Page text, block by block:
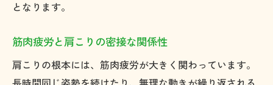
家事や仕事で注意したい肩こりリスク
生活習慣の見直しで肩こりを防ぐコツ
肩こり予防に役立つ日常習慣のポイント
となります。
筋肉疲労と肩こりの密接な関係性
肩こりの根本には、筋肉疲労が大きく関わっています。